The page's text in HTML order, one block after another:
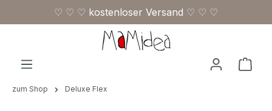
Zum Hauptinhalt springen
♡ ♡ ♡ kostenloser Versand ♡ ♡ ♡
zum Shop Deluxe Flex